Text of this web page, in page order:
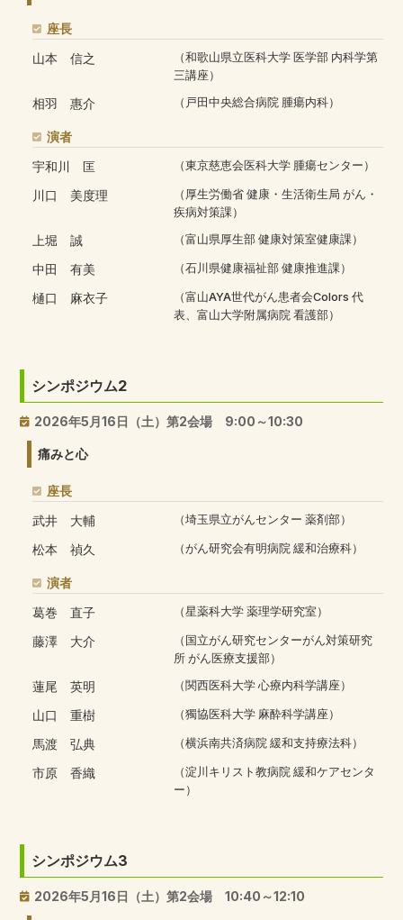
座長
山本 信之
（和歌山県立医科大学 医学部 内科学第
三講座）
相羽 惠介 （戸田中央総合病院 腫瘍内科）
演者
宇和川 匡
（東京慈恵会医科大学 腫瘍センター）
川口 美度理
（厚生労働省 健康・生活衛生局 がん・
疾病対策課）
上堀 誠 （富山県厚生部 健康対策室健康課）
中田 有美 （石川県健康福祉部 健康推進課）
樋口 麻衣子
（富山AYA世代がん患者会Colors 代
表、富山大学附属病院 看護部）
シンポジウム2
2026年5月16日（土）第2会場 9:00～10:30
痛みと心
座長
武井 大輔
（埼玉県立がんセンター 薬剤部）
松本 禎久 （がん研究会有明病院 緩和治療科）
演者
葛巻 直子
（星薬科大学 薬理学研究室）
藤澤 大介
（国立がん研究センターがん対策研究
所 がん医療支援部）
蓮尾 英明 （関西医科大学 心療内科学講座）
山口 重樹 （獨協医科大学 麻酔科学講座）
馬渡 弘典 （横浜南共済病院 緩和支持療法科）
市原 香織
（淀川キリスト教病院 緩和ケアセンタ
ー）
シンポジウム3
2026年5月16日（土）第2会場 10:40～12:10